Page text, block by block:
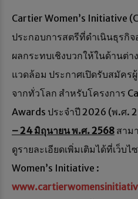
Cartier Women’s Initiative
ประกอบการสตรีที่ดำเนินธุรกิจ
ผลกระทบเชิงบวกให้ในด้านต่า
แวดล้อม ประกาศเปิดรับสมัคร
จากทั่วโลก สำหรับโครงการ
Awards ประจำปี 2026 (พ.ศ.
– 24 มิถุนายน พ.ศ. 2568 สาม
ดูรายละเอียดเพิ่มเติมได้ที่เว็บ
Women’s Initiative :